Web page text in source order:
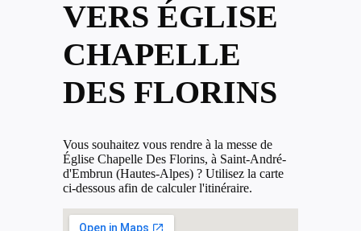
VERS ÉGLISE
CHAPELLE
DES FLORINS
Vous souhaitez vous rendre à la messe de
Église Chapelle Des Florins, à Saint-André-
d'Embrun (Hautes-Alpes) ? Utilisez la carte
ci-dessous afin de calculer l'itinéraire.